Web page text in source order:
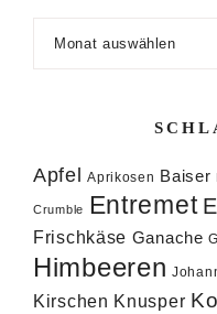
Apfel Aprikosen Baiser
Crumble Entremet
Frischkäse Ganache
Himbeeren
Kirschen Knusper